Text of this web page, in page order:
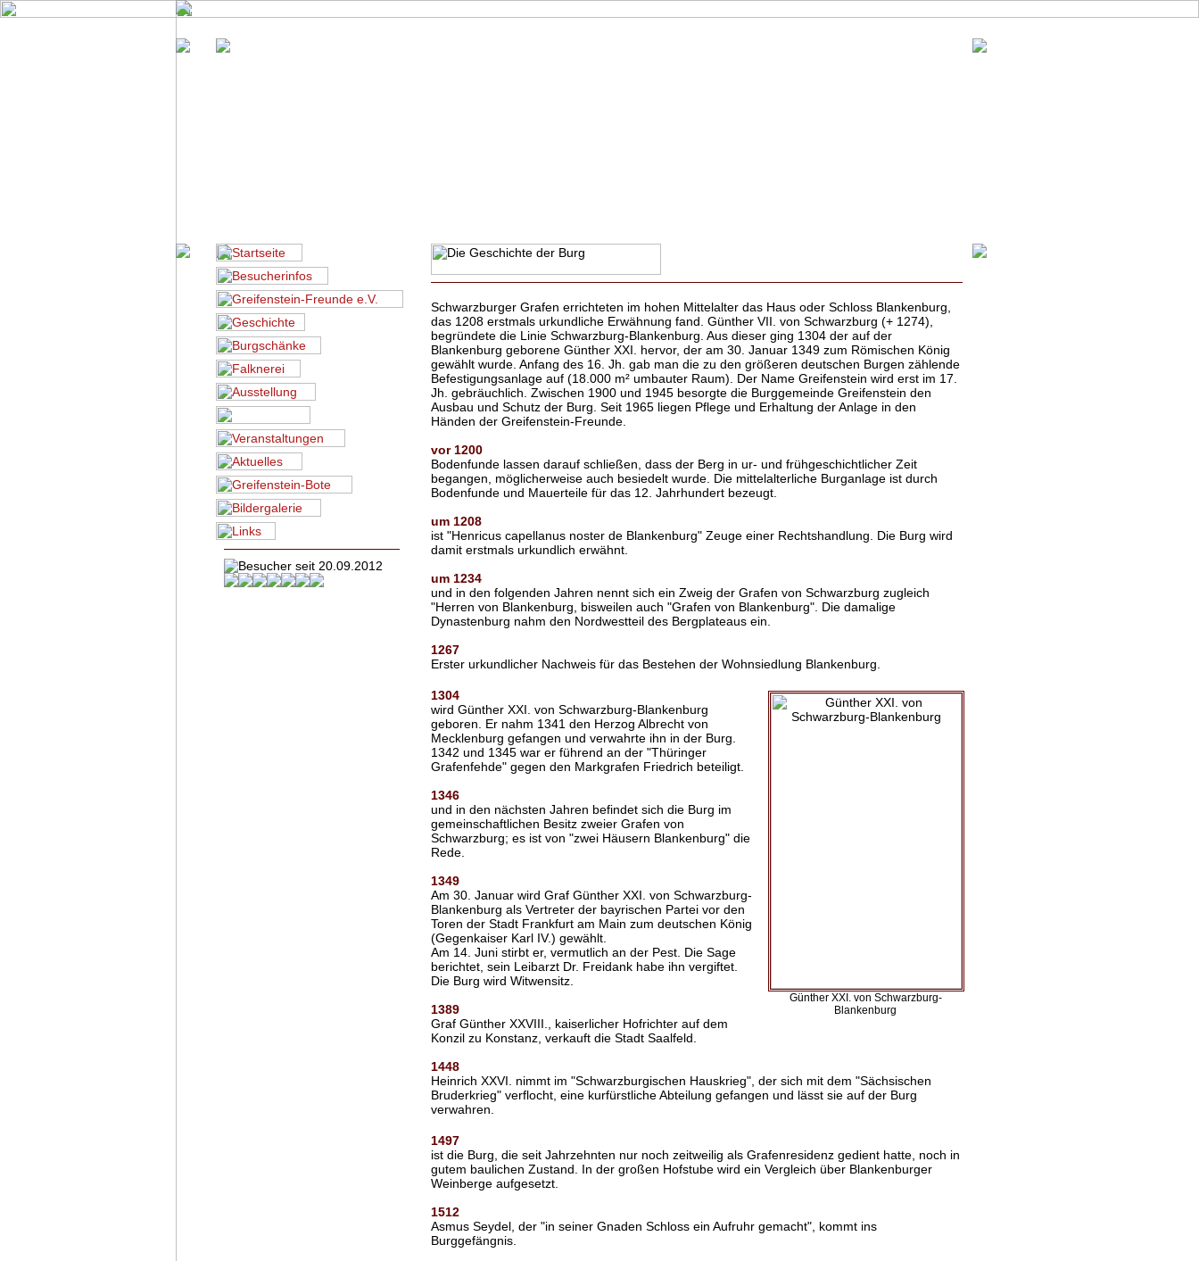
Schwarzburger Grafen errichteten im hohen Mittelalter das Haus oder Schloss Blankenburg,
das 1208 erstmals urkundliche Erwähnung fand. Günther VII. von Schwarzburg (+ 1274),
begründete die Linie Schwarzburg-Blankenburg. Aus dieser ging 1304 der auf der
Blankenburg geborene Günther XXI. hervor, der am 30. Januar 1349 zum Römischen König
gewählt wurde. Anfang des 16. Jh. gab man die zu den größeren deutschen Burgen zählende
Befestigungsanlage auf (18.000 m² umbauter Raum). Der Name Greifenstein wird erst im 17.
Jh. gebräuchlich. Zwischen 1900 und 1945 besorgte die Burggemeinde Greifenstein den
Ausbau und Schutz der Burg. Seit 1965 liegen Pflege und Erhaltung der Anlage in den
Händen der Greifenstein-Freunde.
vor 1200
Bodenfunde lassen darauf schließen, dass der Berg in ur- und frühgeschichtlicher Zeit
begangen, möglicherweise auch besiedelt wurde. Die mittelalterliche Burganlage ist durch
Bodenfunde und Mauerteile für das 12. Jahrhundert bezeugt.
um 1208
ist "Henricus capellanus noster de Blankenburg" Zeuge einer Rechtshandlung. Die Burg wird
damit erstmals urkundlich erwähnt.
um 1234
und in den folgenden Jahren nennt sich ein Zweig der Grafen von Schwarzburg zugleich
"Herren von Blankenburg, bisweilen auch "Grafen von Blankenburg". Die damalige
Dynastenburg nahm den Nordwestteil des Bergplateaus ein.
1267
Erster urkundlicher Nachweis für das Bestehen der Wohnsiedlung Blankenburg.
Günther XXI. von Schwarzburg-
Blankenburg
1304
wird Günther XXI. von Schwarzburg-Blankenburg
geboren. Er nahm 1341 den Herzog Albrecht von
Mecklenburg gefangen und verwahrte ihn in der Burg.
1342 und 1345 war er führend an der "Thüringer
Grafenfehde" gegen den Markgrafen Friedrich beteiligt.
1346
und in den nächsten Jahren befindet sich die Burg im
gemeinschaftlichen Besitz zweier Grafen von
Schwarzburg; es ist von "zwei Häusern Blankenburg" die
Rede.
1349
Am 30. Januar wird Graf Günther XXI. von Schwarzburg-
Blankenburg als Vertreter der bayrischen Partei vor den
Toren der Stadt Frankfurt am Main zum deutschen König
(Gegenkaiser Karl IV.) gewählt.
Am 14. Juni stirbt er, vermutlich an der Pest. Die Sage
berichtet, sein Leibarzt Dr. Freidank habe ihn vergiftet.
Die Burg wird Witwensitz.
1389
Graf Günther XXVIII., kaiserlicher Hofrichter auf dem
Konzil zu Konstanz, verkauft die Stadt Saalfeld.
1448
Heinrich XXVI. nimmt im "Schwarzburgischen Hauskrieg", der sich mit dem "Sächsischen
Bruderkrieg" verflocht, eine kurfürstliche Abteilung gefangen und lässt sie auf der Burg
verwahren.
1497
ist die Burg, die seit Jahrzehnten nur noch zeitweilig als Grafenresidenz gedient hatte, noch in
gutem baulichen Zustand. In der großen Hofstube wird ein Vergleich über Blankenburger
Weinberge aufgesetzt.
1512
Asmus Seydel, der "in seiner Gnaden Schloss ein Aufruhr gemacht", kommt ins
Burggefängnis.